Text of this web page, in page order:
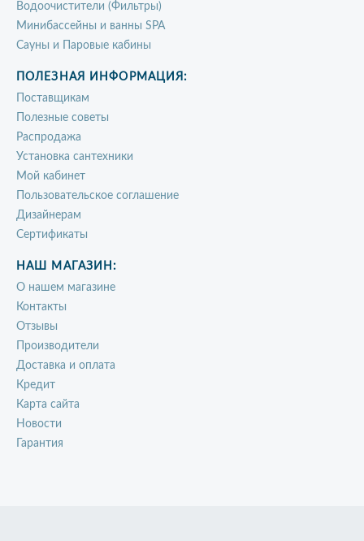
Водоочистители (Фильтры)
Минибассейны и ванны SPA
Сауны и Паровые кабины
ПОЛЕЗНАЯ ИНФОРМАЦИЯ:
Поставщикам
Полезные советы
Распродажа
Установка сантехники
Мой кабинет
Пользовательское соглашение
Дизайнерам
Сертификаты
НАШ МАГАЗИН:
О нашем магазине
Контакты
Отзывы
Производители
Доставка и оплата
Кредит
Карта сайта
Новости
Гарантия